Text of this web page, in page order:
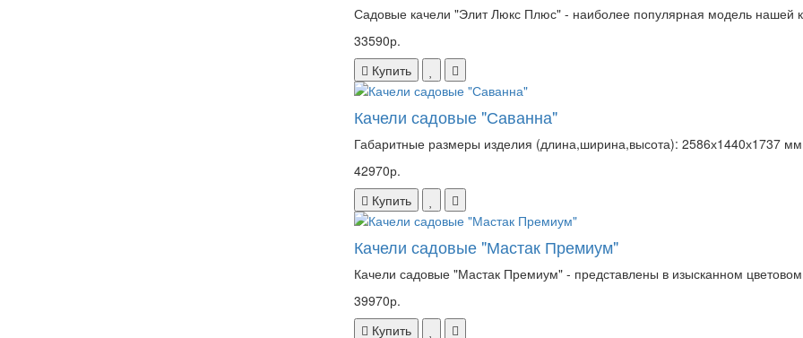
Садовые качели "Элит Люкс Плюс" - наиболее популярная модель нашей
33590р.
Купить
Качели садовые "Саванна"
Габаритные размеры изделия (длина,ширина,высота): 2586х1440х1737
42970р.
Купить
Качели садовые "Мастак Премиум"
Качели садовые "Мастак Премиум" - представлены в изысканном
39970р.
Купить